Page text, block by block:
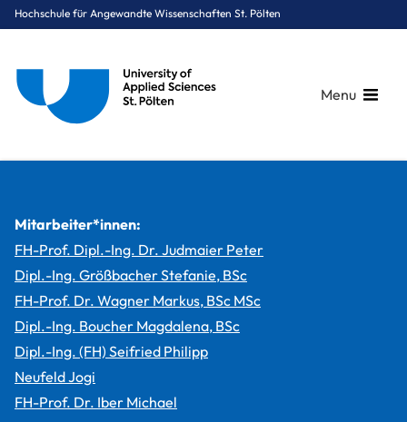
Hochschule für Angewandte Wissenschaften St. Pölten
Menu
Mitarbeiter*innen:
FH-Prof. Dipl.-Ing. Dr. Judmaier Peter
Dipl.-Ing. Größbacher Stefanie, BSc
FH-Prof. Dr. Wagner Markus, BSc MSc
Dipl.-Ing. Boucher Magdalena, BSc
Dipl.-Ing. (FH) Seifried Philipp
Neufeld Jogi
FH-Prof. Dr. Iber Michael